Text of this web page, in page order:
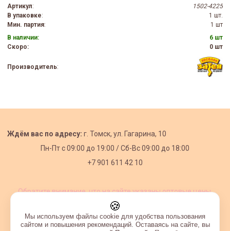
Артикул:
1502-4225
В упаковке:
1 шт.
Мин. партия:
1 шт
В наличии:
6 шт
Скоро:
0 шт
Производитель:
Ждём вас по адресу: г. Томск, ул. Гагарина, 10
Пн-Пт с09:00 до 19:00 /Сб-Вс 09:00 до 18:00
+7 901 611 42 10
Обратите внимание, что на сайте указаны оптовые цены,
🍪
Мы используем файлы cookie для удобства пользования
сайтом и повышения рекомендаций. Оставаясь на сайте, вы